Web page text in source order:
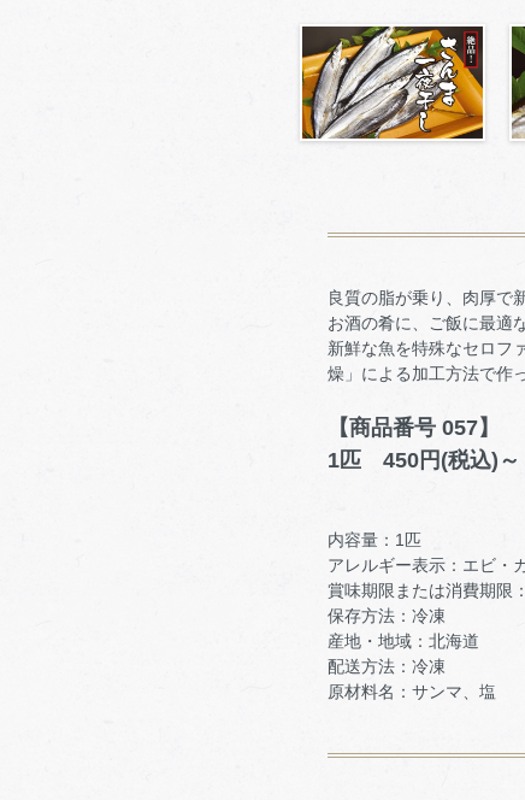
良質の脂が乗り、肉厚で
お酒の肴に、ご飯に最適
新鮮な魚を特殊なセロフ
燥」による加工方法で作
【商品番号 057】
1匹 450円(税込)～
内容量：1匹
アレルギー表示：エビ・
賞味期限または消費期限
保存方法：冷凍
産地・地域：北海道
配送方法：冷凍
原材料名：サンマ、塩